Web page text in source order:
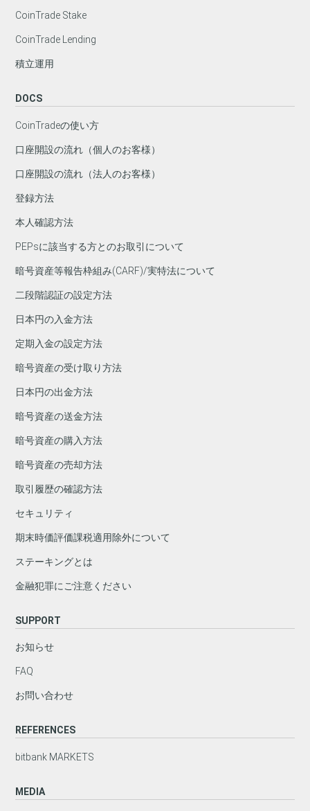
CoinTrade Stake
CoinTrade Lending
積立運用
DOCS
CoinTradeの使い方
口座開設の流れ（個人のお客様）
口座開設の流れ（法人のお客様）
登録方法
本人確認方法
PEPsに該当する方とのお取引について
暗号資産等報告枠組み(CARF)/実特法について
二段階認証の設定方法
日本円の入金方法
定期入金の設定方法
暗号資産の受け取り方法
日本円の出金方法
暗号資産の送金方法
暗号資産の購入方法
暗号資産の売却方法
取引履歴の確認方法
セキュリティ
期末時価評価課税適用除外について
ステーキングとは
金融犯罪にご注意ください
SUPPORT
お知らせ
FAQ
お問い合わせ
REFERENCES
bitbank MARKETS
MEDIA